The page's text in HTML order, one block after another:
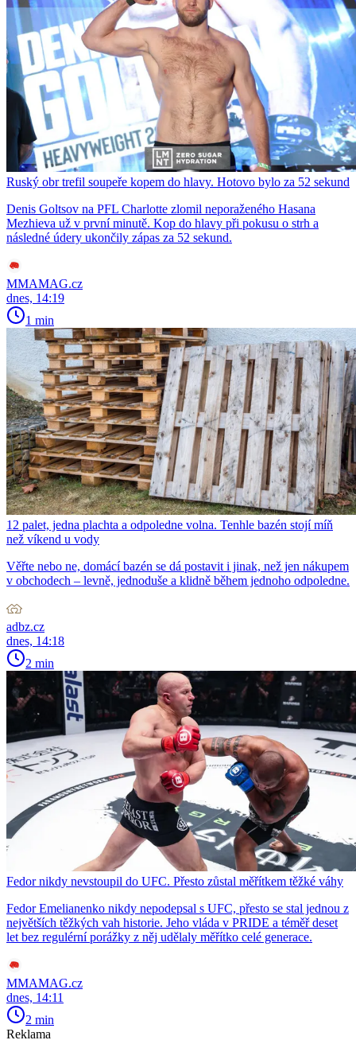
Ruský obr trefil soupeře kopem do hlavy. Hotovo bylo za 52 sekund
Denis Goltsov na PFL Charlotte zlomil neporaženého Hasana
Mezhieva už v první minutě. Kop do hlavy při pokusu o strh a
následné údery ukončily zápas za 52 sekund.
MMAMAG.cz
dnes, 14:19
1 min
12 palet, jedna plachta a odpoledne volna. Tenhle bazén stojí míň
než víkend u vody
Věřte nebo ne, domácí bazén se dá postavit i jinak, než jen nákupem
v obchodech – levně, jednoduše a klidně během jednoho odpoledne.
adbz.cz
dnes, 14:18
2 min
Fedor nikdy nevstoupil do UFC. Přesto zůstal měřítkem těžké váhy
Fedor Emelianenko nikdy nepodepsal s UFC, přesto se stal jednou z
největších těžkých vah historie. Jeho vláda v PRIDE a téměř deset
let bez regulérní porážky z něj udělaly měřítko celé generace.
MMAMAG.cz
dnes, 14:11
2 min
Reklama